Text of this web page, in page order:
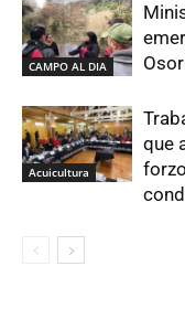
CAMPO AL DIA
Acuicultura
que